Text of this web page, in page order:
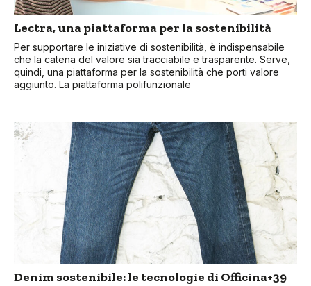
Lectra, una piattaforma per la sostenibilità
Per supportare le iniziative di sostenibilità, è indispensabile
che la catena del valore sia tracciabile e trasparente. Serve,
quindi, una piattaforma per la sostenibilità che porti valore
aggiunto. La piattaforma polifunzionale
Denim sostenibile: le tecnologie di Officina+39